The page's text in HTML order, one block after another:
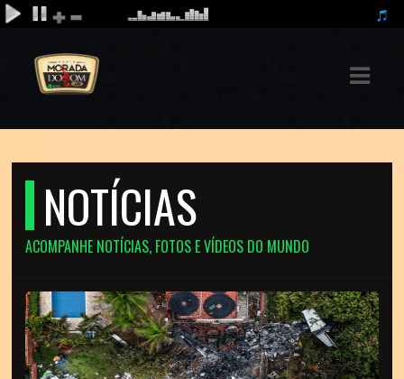
NOTÍCIAS
ACOMPANHE NOTÍCIAS, FOTOS E VÍDEOS DO MUNDO